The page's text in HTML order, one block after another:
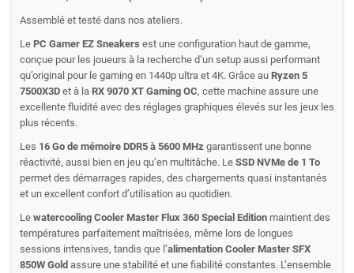
Assemblé et testé dans nos ateliers.
Le PC Gamer EZ Sneakers est une configuration haut de gamme,
conçue pour les joueurs à la recherche d’un setup aussi performant
qu’original pour le gaming en 1440p ultra et 4K. Grâce au Ryzen 5
7500X3D et à la RX 9070 XT Gaming OC, cette machine assure une
excellente fluidité avec des réglages graphiques élevés sur les jeux les
plus récents.
Les 16 Go de mémoire DDR5 à 5600 MHz garantissent une bonne
réactivité, aussi bien en jeu qu’en multitâche. Le SSD NVMe de 1 To
permet des démarrages rapides, des chargements quasi instantanés
et un excellent confort d’utilisation au quotidien.
Le watercooling Cooler Master Flux 360 Special Edition maintient des
températures parfaitement maîtrisées, même lors de longues
sessions intensives, tandis que l’alimentation Cooler Master SFX
850W Gold assure une stabilité et une fiabilité constantes. L’ensemble